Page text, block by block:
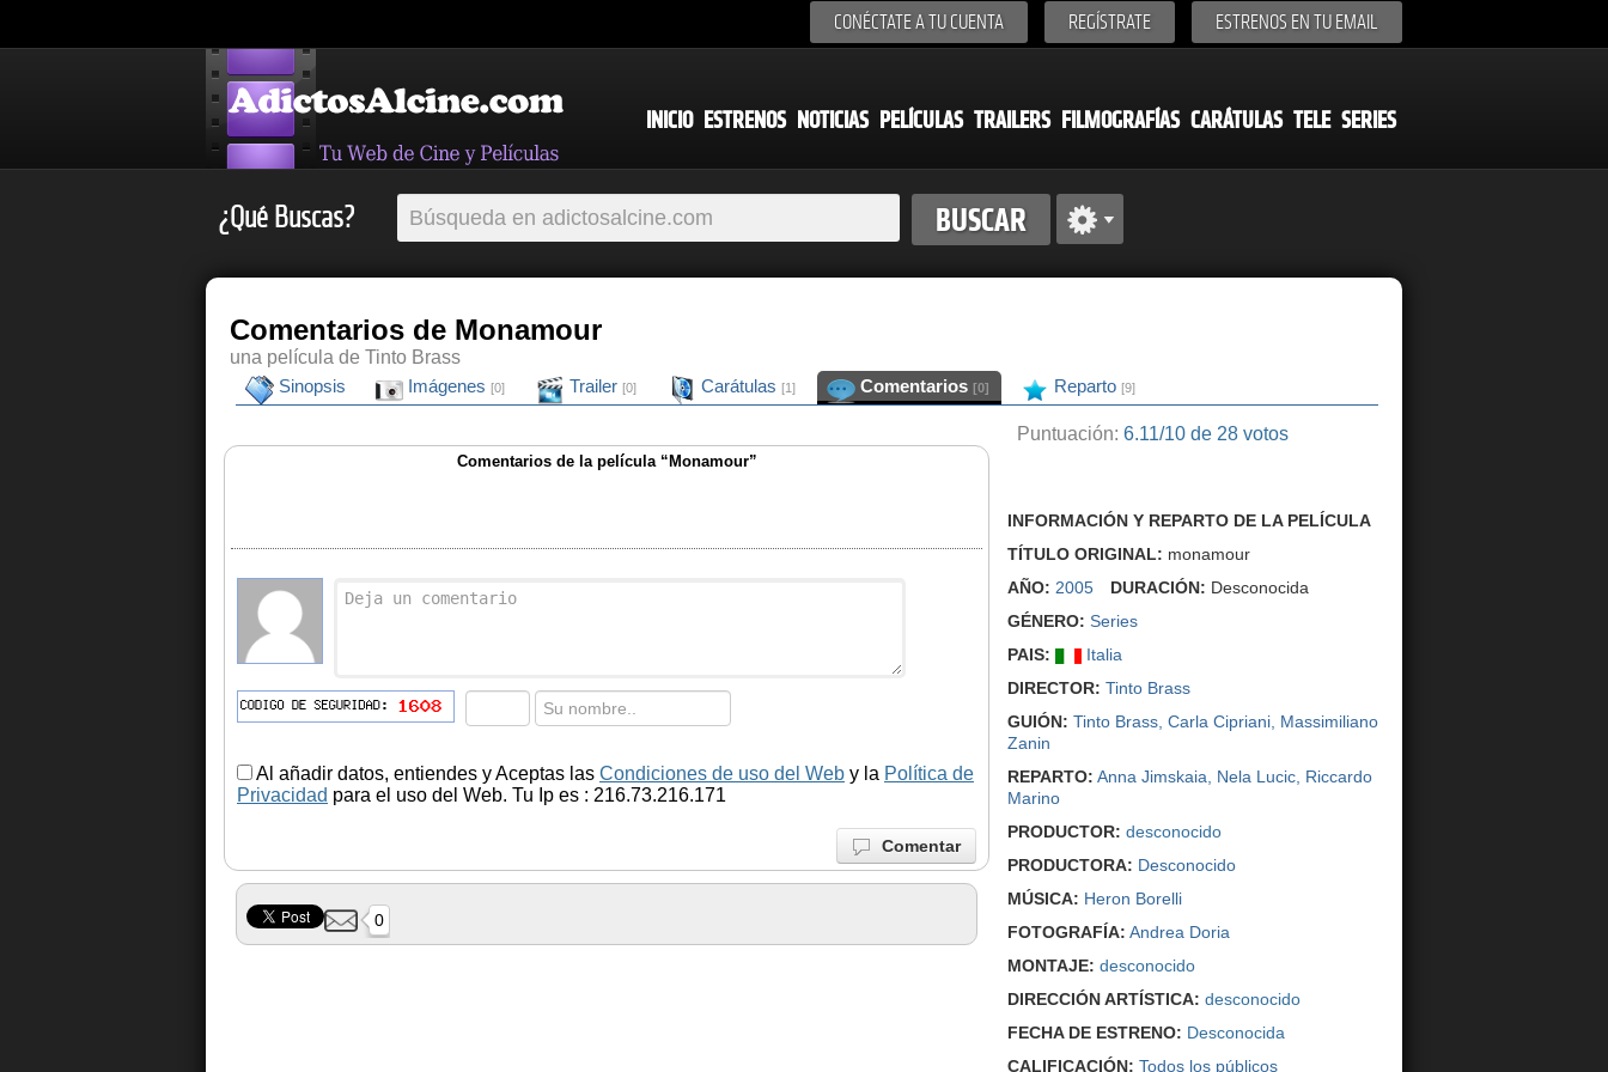
CONÉCTATE A TU CUENTA REGÍSTRATE ESTRENOS EN TU EMAIL
INICIO ESTRENOS NOTICIAS PELÍCULAS TRAILERS FILMOGRAFÍAS CARÁTULAS TELE SERIES
¿Qué Buscas?
Comentarios de Monamour
una película de Tinto Brass
Sinopsis
Imágenes [0] Trailer [0] Carátulas [1] Comentarios [0] Reparto [9]
Comentarios de la película “Monamour”
Al añadir datos, entiendes y Aceptas las Condiciones de uso del Web y la Política de
Privacidad para el uso del Web. Tu Ip es : 216.73.216.171
Comentar
0
Puntuación: 6.11/10 de 28 votos
INFORMACIÓN Y REPARTO DE LA PELÍCULA
TÍTULO ORIGINAL: monamour
AÑO: 2005 DURACIÓN: Desconocida
GÉNERO: Series
PAIS:
Italia
DIRECTOR: Tinto Brass
GUIÓN: Tinto Brass Carla Cipriani Massimiliano
Zanin
REPARTO: Anna Jimskaia Nela Lucic Riccardo
Marino
PRODUCTOR: desconocido
PRODUCTORA: Desconocido
MÚSICA: Heron Borelli
FOTOGRAFÍA: Andrea Doria
MONTAJE: desconocido
DIRECCIÓN ARTÍSTICA: desconocido
FECHA DE ESTRENO: Desconocida
CALIFICACIÓN: Todos los públicos